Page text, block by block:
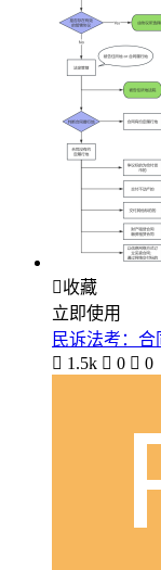
收藏
立即使用
民诉法考：
 1.5k  0  0